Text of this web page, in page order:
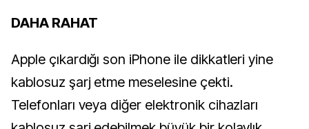
DAHA RAHAT
Apple çıkardığı son iPhone ile dikkatleri yine
kablosuz şarj etme meselesine çekti.
Telefonları veya diğer elektronik cihazları